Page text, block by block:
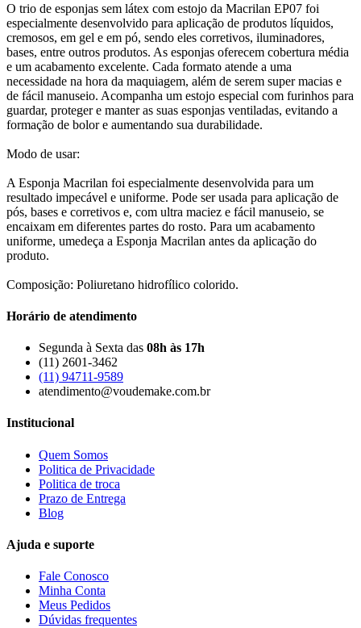
O trio de esponjas sem látex com estojo da Macrilan EP07 foi
especialmente desenvolvido para aplicação de produtos líquidos,
cremosos, em gel e em pó, sendo eles corretivos, iluminadores,
bases, entre outros produtos. As esponjas oferecem cobertura média
e um acabamento excelente. Cada formato atende a uma
necessidade na hora da maquiagem, além de serem super macias e
de fácil manuseio. Acompanha um estojo especial com furinhos para
guardar, proteger e manter as suas esponjas ventiladas, evitando a
formação de bolor e aumentando sua durabilidade.
Modo de usar:
A Esponja Macrilan foi especialmente desenvolvida para um
resultado impecável e uniforme. Pode ser usada para aplicação de
pós, bases e corretivos e, com ultra maciez e fácil manuseio, se
encaixam em diferentes partes do rosto. Para um acabamento
uniforme, umedeça a Esponja Macrilan antes da aplicação do
produto.
Composição: Poliuretano hidrofílico colorido.
Horário de atendimento
Segunda à Sexta das 08h às 17h
(11) 2601-3462
(11) 94711-9589
atendimento@voudemake.com.br
Institucional
Quem Somos
Politica de Privacidade
Politica de troca
Prazo de Entrega
Blog
Ajuda e suporte
Fale Conosco
Minha Conta
Meus Pedidos
Dúvidas frequentes